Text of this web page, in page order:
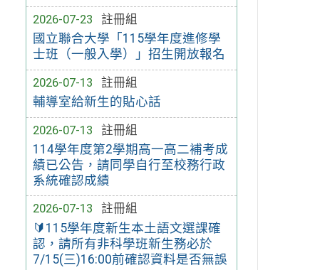
2026-07-23
註冊組
國立聯合大學「115學年度進修學
士班（一般入學）」招生開放報名
2026-07-13
註冊組
輔導室給新生的貼心話
2026-07-13
註冊組
114學年度第2學期高一高二補考成
績已公告，請同學自行至校務行政
系統確認成績
2026-07-13
註冊組
🔰115學年度新生本土語文選課確
認，請所有非科學班新生務必於
7/15(三)16:00前確認資料是否無誤